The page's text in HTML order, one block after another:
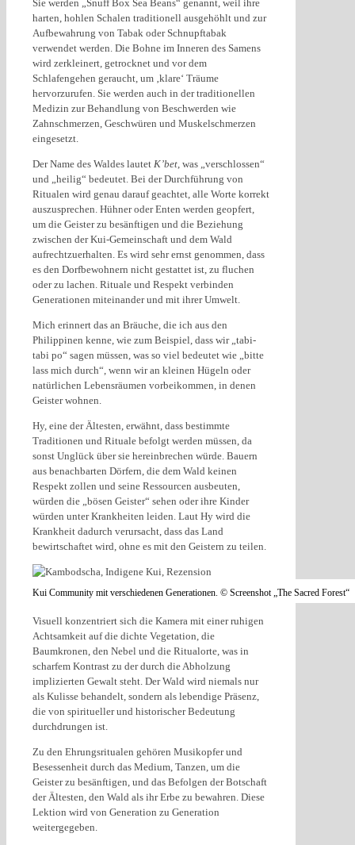
Sie werden „Snuff Box Sea Beans“ genannt, weil ihre
harten, hohlen Schalen traditionell ausgehöhlt und zur
Aufbewahrung von Tabak oder Schnupftabak
verwendet werden. Die Bohne im Inneren des Samens
wird zerkleinert, getrocknet und vor dem
Schlafengehen geraucht, um ‚klare‘ Träume
hervorzurufen. Sie werden auch in der traditionellen
Medizin zur Behandlung von Beschwerden wie
Zahnschmerzen, Geschwüren und Muskelschmerzen
eingesetzt.
Der Name des Waldes lautet K’bet , was „verschlossen“
und „heilig“ bedeutet. Bei der Durchführung von
Ritualen wird genau darauf geachtet, alle Worte korrekt
auszusprechen. Hühner oder Enten werden geopfert,
um die Geister zu besänftigen und die Beziehung
zwischen der Kui-Gemeinschaft und dem Wald
aufrechtzuerhalten. Es wird sehr ernst genommen, dass
es den Dorfbewohnern nicht gestattet ist, zu fluchen
oder zu lachen. Rituale und Respekt verbinden
Generationen miteinander und mit ihrer Umwelt.
Mich erinnert das an Bräuche, die ich aus den
Philippinen kenne, wie zum Beispiel, dass wir „tabi-
tabi po“ sagen müssen, was so viel bedeutet wie „bitte
lass mich durch“, wenn wir an kleinen Hügeln oder
natürlichen Lebensräumen vorbeikommen, in denen
Geister wohnen.
Hy, eine der Ältesten, erwähnt, dass bestimmte
Traditionen und Rituale befolgt werden müssen, da
sonst Unglück über sie hereinbrechen würde. Bauern
aus benachbarten Dörfern, die dem Wald keinen
Respekt zollen und seine Ressourcen ausbeuten,
würden die „bösen Geister“ sehen oder ihre Kinder
würden unter Krankheiten leiden. Laut Hy wird die
Krankheit dadurch verursacht, dass das Land
bewirtschaftet wird, ohne es mit den Geistern zu teilen.
Kui Community mit verschiedenen Generationen. © Screenshot „The Sacred Forest“
Visuell konzentriert sich die Kamera mit einer ruhigen
Achtsamkeit auf die dichte Vegetation, die
Baumkronen, den Nebel und die Ritualorte, was in
scharfem Kontrast zu der durch die Abholzung
implizierten Gewalt steht. Der Wald wird niemals nur
als Kulisse behandelt, sondern als lebendige Präsenz,
die von spiritueller und historischer Bedeutung
durchdrungen ist.
Zu den Ehrungsritualen gehören Musikopfer und
Besessenheit durch das Medium, Tanzen, um die
Geister zu besänftigen, und das Befolgen der Botschaft
der Ältesten, den Wald als ihr Erbe zu bewahren. Diese
Lektion wird von Generation zu Generation
weitergegeben.